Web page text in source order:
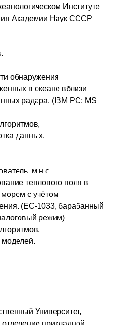
Институте
Академии Наук СССР
обнаружения
в океане вблизи
радара. (IBM PC; MS
данных.
м.н.с.
теплового поля в
с учётом
(ЕС-1033, барабанный
режим)
моделей.
Университет,
отделение прикладной